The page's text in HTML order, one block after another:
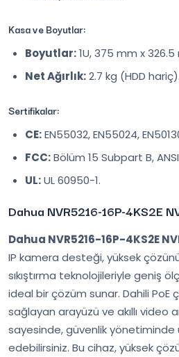
Kasa ve Boyutlar:
Boyutlar:1U, 375 mm x
Net Ağırlık:2.7 kg (HDD hariç).
Sertifikalar:
CE:EN55032, EN55024,
FCC:Bölüm 15 Subpart B,
UL:UL 60950-1.
Dahua NVR5216-16P-4KS2E
Dahua NVR5216-16P-4KS2E
IP kamera desteği, yüksek
sıkıştırma teknolojileriyle geniş
ideal bir çözüm sunar. Dahili PoE
sağlayan arayüzü ve akıllı video
sayesinde, güvenlik
edebilirsiniz. Bu cihaz, yüksek